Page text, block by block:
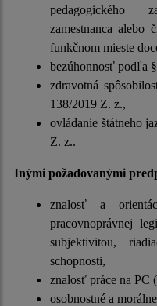
pedagogického
zamestnanca alebo
funkčnom mieste
bezúhonnosť podľa
zdravotná
138/2019 Z. z.,
ovládanie štátneho
Z. z..
Inými požadovanými
znalosť a
pracovnoprávnej
subjektivitou,
schopnosti,
znalosť práce na PC
osobnostné a